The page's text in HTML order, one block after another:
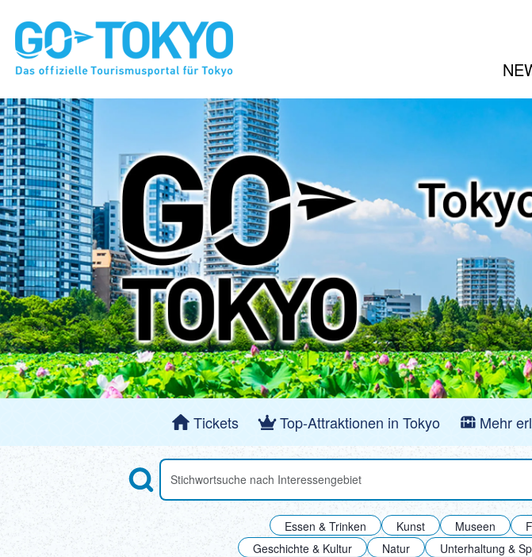
Tickets Top-Attraktionen in Tokyo Mehr
Search
Anhand von Suchbegriffen nach Attraktionen suchen
Essen & Trinken Kunst Museen
Geschichte & Kultur
Natur Unterhaltung &